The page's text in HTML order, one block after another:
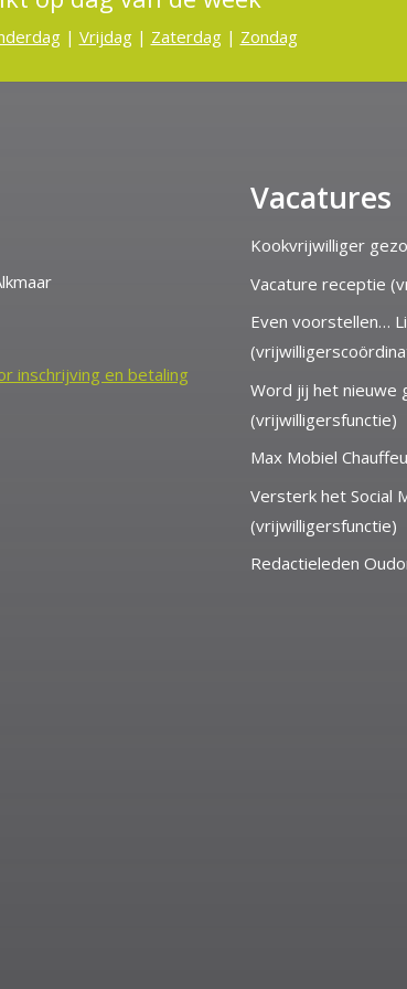
| Vrijdag| Zaterdag| Zondag
inschrijving en betaling
Vacatures
Kookvrijwilliger
Vacature receptie
Even voorstellen…
Word jij het nieuwe
(vrijwilligersfunctie)
Max Mobiel
Versterk het Social
(vrijwilligersfunctie)
Redactieleden